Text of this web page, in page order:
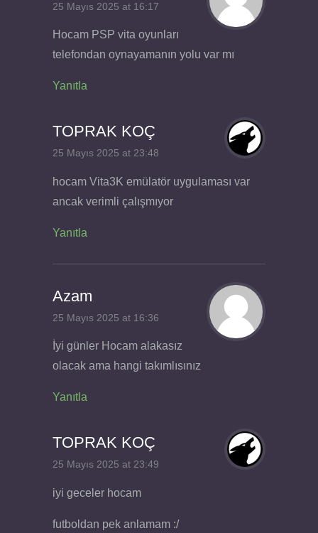
25 Mayıs 2025 at 16:17
Hocam PSP vita oyunları
telefondan oynayamanın yolu var mı
Yanıtla
TOPRAK KOÇ
25 Mayıs 2025 at 23:48
hocam Vita3K emülatör uygulaması var
ancak verimli çalışmıyor
Yanıtla
Azam
25 Mayıs 2025 at 16:36
İyi günler Hocam alakasız
olacak ama hangi takımlısınız
Yanıtla
TOPRAK KOÇ
25 Mayıs 2025 at 23:49
iyi geceler hocam
futboldan pek anlamam :/